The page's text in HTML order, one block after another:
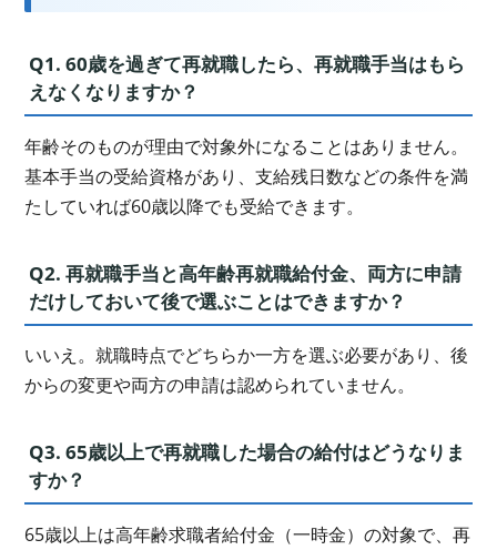
Q1. 60歳を過ぎて再就職したら、再就職手当はもら
えなくなりますか？
年齢そのものが理由で対象外になることはありません。
基本手当の受給資格があり、支給残日数などの条件を満
たしていれば60歳以降でも受給できます。
Q2. 再就職手当と高年齢再就職給付金、両方に申請
だけしておいて後で選ぶことはできますか？
いいえ。就職時点でどちらか一方を選ぶ必要があり、後
からの変更や両方の申請は認められていません。
Q3. 65歳以上で再就職した場合の給付はどうなりま
すか？
65歳以上は高年齢求職者給付金（一時金）の対象で、再